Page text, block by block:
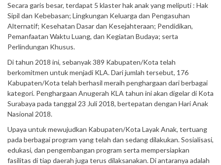
Secara garis besar, terdapat 5 klaster hak anak yang meliputi : Hak
Sipil dan Kebebasan; Lingkungan Keluarga dan Pengasuhan
Alternatif; Kesehatan Dasar dan Kesejahteraan; Pendidikan,
Pemanfaatan Waktu Luang, dan Kegiatan Budaya; serta
Perlindungan Khusus.
Di tahun 2018 ini, sebanyak 389 Kabupaten/Kota telah
berkomitmen untuk menjadi KLA. Dari jumlah tersebut, 176
Kabupaten/Kota telah berhasil meraih penghargaan dari berbagai
kategori. Penghargaan Anugerah KLA tahun ini akan digelar di Kota
Surabaya pada tanggal 23 Juli 2018, bertepatan dengan Hari Anak
Nasional 2018.
Upaya untuk mewujudkan Kabupaten/Kota Layak Anak, tertuang
pada berbagai program yang telah dan sedang dilakukan. Sosialisasi,
edukasi, dan pengembangan program serta mempersiapkan
fasilitas di tiap daerah juga terus dilaksanakan. Di antaranya adalah